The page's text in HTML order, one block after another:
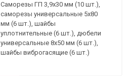
Саморезы ГП 3,9х30 мм (10 шт.),
саморезы универсальные 5х80
мм (6 шт.), шайбы
уплотнительные (6 шт.), дюбели
универсальные 8x50 мм (6 шт.),
шайбы виброгасящие (6 шт.)